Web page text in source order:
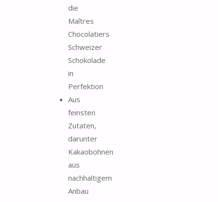
die
Maîtres
Chocolatiers
Schweizer
Schokolade
in
Perfektion
Aus
feinsten
Zutaten,
darunter
Kakaobohnen
aus
nachhaltigem
Anbau